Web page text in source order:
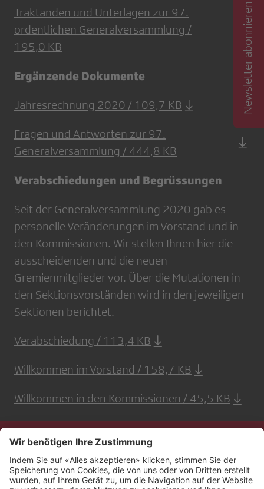
Traktanden und Unterlagen zur 97.
ordentlichen Generalversammlung /
195,0 KB
Ergänzende Dokumente
Jahresrechnung 2020 / 109,7 KB
Fragen und Antworten zur 97.
Generalversammlung / 444,8 KB
Verabschiedungen und Begrüssungen
Seit der Generalversammlung 2020 gab es
personelle Veränderungen im Vorstand und in
den Kommissionen. Wir stellen Ihnen hier die
ausscheidenden und die neuen
Gremienmitglieder vor. Über die Mutationen in
den Sektionsvorständen wird in den jeweiligen
Sektionen berichtet.
Verabschiedung / 113,4 KB
Willkommen im Vorstand / 158,7 KB
Willkommen in den Kommissionen / 45,5 KB
Newsletter abonnieren
Kontakt
Impressum